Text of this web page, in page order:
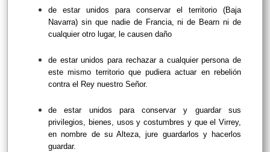
de estar unidos para conservar el territorio (Baja
Navarra) sin que nadie de Francia, ni de Bearn ni de
cualquier otro lugar, le causen daño
de estar unidos para rechazar a cualquier persona de
este mismo territorio que pudiera actuar en rebelión
contra el Rey nuestro Señor.
de estar unidos para conservar y guardar sus
privilegios, bienes, usos y costumbres y que el Virrey,
en nombre de su Alteza, jure guardarlos y hacerlos
guardar.